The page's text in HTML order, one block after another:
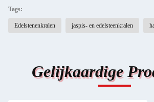
Tags:
Edelstenenkralen jaspis- en edelsteenkralen
Gelijkaardige